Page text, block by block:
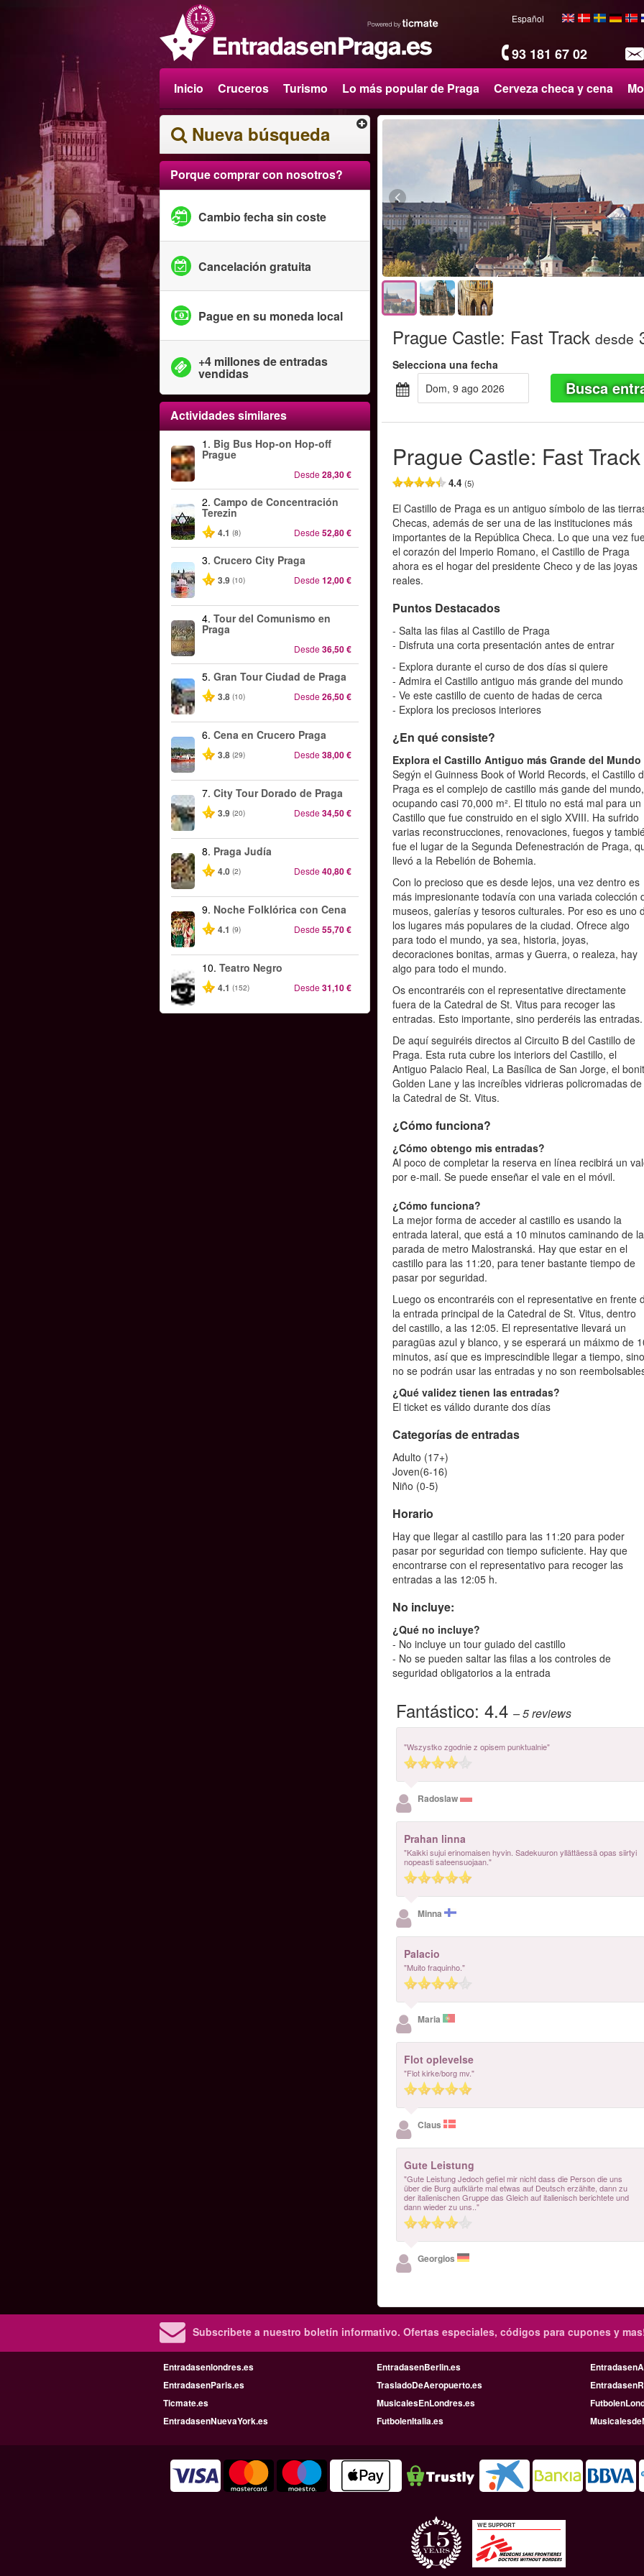
93 181 67 02
Español
Inicio Cruceros Turismo Lo más popular de Praga Cerveza checa y cena
Nueva búsqueda
Porque comprar con nosotros?
Cambio fecha sin coste
Cancelación gratuita
Pague en su moneda local
+4 millones de entradas
vendidas
Actividades similares
1. Big Bus Hop-on Hop-off
Prague
Desde28,30 €
2. Campo de Concentración
Terezin
4.1 (8) Desde52,80 €
3. Crucero City Praga
3.9 (10) Desde12,00 €
4. Tour del Comunismo en
Praga
Desde36,50 €
5. Gran Tour Ciudad de Praga
3.8 (10) Desde26,50 €
6. Cena en Crucero Praga
3.8 (29) Desde38,00 €
7. City Tour Dorado de Praga
3.9 (20) Desde34,50 €
8. Praga Judía
4.0 (2) Desde40,80 €
9. Noche Folklórica con Cena
4.1 (9) Desde55,70 €
10. Teatro Negro
4.1 (152) Desde31,10 €
Prague Castle: Fast Track desde
Selecciona una fecha
dom, 9 ago 2026
Busca
Prague Castle: Fast Track
4.4(5)
El Castillo de Praga es un antiguo símbolo de las
Checas, además de ser una de las instituciones más
importantes de la República Checa. Lo que una vez
el corazón del Imperio Romano, el Castillo de Praga
ahora es el hogar del presidente Checo y de las joyas
reales.
Puntos Destacados
- Salta las filas al Castillo de Praga
- Disfruta una corta presentación antes de entrar
- Explora durante el curso de dos días si quiere
- Admira el Castillo antiguo más grande del mundo
- Ve este castillo de cuento de hadas de cerca
- Explora los preciosos interiores
¿En qué consiste?
Explora el Castillo Antiguo más Grande del Mundo
Segýn el Guinness Book of World Records, el Castillo
Praga es el complejo de castillo más gande del mundo,
ocupando casi 70,000 m². El titulo no está mal para un
Castillo que fue construido en el siglo XVIII. Ha sufrido
varias reconstrucciones, renovaciones, fuegos y
fue el lugar de la Segunda Defenestración de Praga,
llevó a la Rebelión de Bohemia.
Con lo precioso que es desde lejos, una vez dentro es
más impresionante todavía con una variada colección
museos, galerías y tesoros culturales. Por eso es uno
los lugares más populares de la ciudad. Ofrece algo
para todo el mundo, ya sea, historia, joyas,
decoraciones bonitas, armas y Guerra, o realeza, hay
algo para todo el mundo.
Os encontraréis con el representative directamente
fuera de la Catedral de St. Vitus para recoger las
entradas. Esto importante, sino perderéis las entradas.
De aquí seguiréis directos al Circuito B del Castillo de
Praga. Esta ruta cubre los interiors del Castillo, el
Antiguo Palacio Real, La Basílica de San Jorge, el
Golden Lane y las increíbles vidrieras policromadas de
la Catedral de St. Vitus.
¿Cómo funciona?
¿Cómo obtengo mis entradas?
Al poco de completar la reserva en línea recibirá un
por e-mail. Se puede enseñar el vale en el móvil.
¿Cómo funciona?
La mejor forma de acceder al castillo es usando la
entrada lateral, que está a 10 minutos caminando de la
parada de metro Malostranská. Hay que estar en el
castillo para las 11:20, para tener bastante tiempo de
pasar por seguridad.
Luego os encontraréis con el representative en frente
la entrada principal de la Catedral de St. Vitus, dentro
del castillo, a las 12:05. El representative llevará un
paragüas azul y blanco, y se esperará un máixmo de
minutos, así que es imprescindible llegar a tiempo, sino
no se podrán usar las entradas y no son
¿Qué validez tienen las entradas?
El ticket es válido durante dos días
Categorías de entradas
Adulto (17+)
Joven(6-16)
Niño (0-5)
Horario
Hay que llegar al castillo para las 11:20 para poder
pasar por seguridad con tiempo suficiente. Hay que
encontrarse con el representativo para recoger las
entradas a las 12:05 h.
No incluye:
¿Qué no incluye?
- No incluye un tour guiado del castillo
- No se pueden saltar las filas a los controles de
seguridad obligatorios a la entrada
Fantástico:4.4– 5reviews
"Wszystko zgodnie z opisem punktualnie"
Radoslaw
Prahan linna
"Kaikki sujui erinomaisen hyvin. Sadekuuron yllättäessä opas siirtyi
nopeasti sateensuojaan."
Minna
Palacio
"Muito fraquinho."
Maria
Flot oplevelse
"Flot kirke/borg mv."
Claus
Gute Leistung
"Gute Leistung Jedoch gefiel mir nicht dass die Person die uns
über die Burg aufklärte mal etwas auf Deutsch erzählte, dann zu
der italienischen Gruppe das Gleich auf italienisch berichtete und
dann wieder zu uns.."
Georgios
Subscribete a nuestro boletín informativo. Ofertas especiales, códigos para cupones y
Entradasenlondres.es EntradasenBerlin.es
EntradasenParis.es
TrasladoDeAeropuerto.es
Ticmate.es
MusicalesEnLondres.es
EntradasenNuevaYork.es
FutbolenItalia.es
WE SUPPORT